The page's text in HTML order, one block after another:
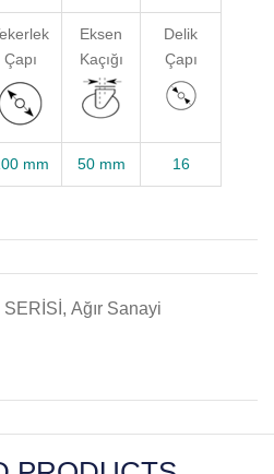
Çapı
Eksen
Kaçığı
Delik
Çapı
mm 50 mm 16
, Ağır Sanayi